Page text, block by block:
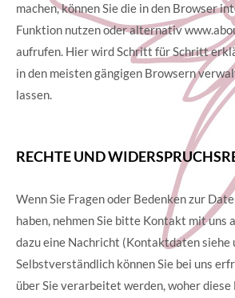
machen, können Sie die in den Browser
Funktion nutzen oder alternativ
aufrufen. Hier wird Schritt für Schritt
in den meisten gängigen Browsern
lassen.
RECHTE UND
Wenn Sie Fragen oder Bedenken zur
haben, nehmen Sie bitte Kontakt mit uns
dazu eine Nachricht (Kontaktdaten siehe
Selbstverständlich können Sie bei uns
über Sie verarbeitet werden, woher diese